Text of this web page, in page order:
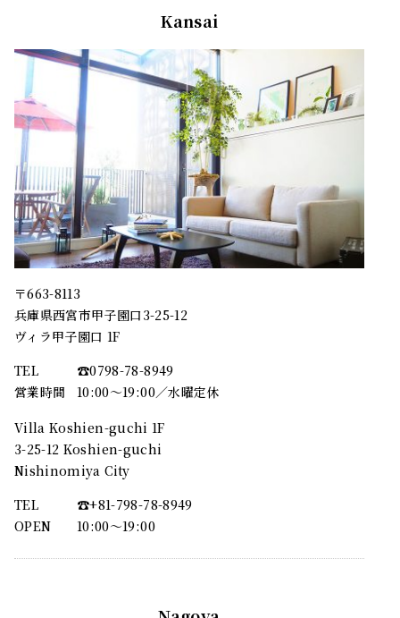
Kansai
〒663-8113
兵庫県西宮市甲子園口3-25-12
ヴィラ甲子園口 1F
TEL
☎︎0798-78-8949
営業時間
10:00～19:00／水曜定休
Villa Koshien-guchi 1F
3-25-12 Koshien-guchi
Nishinomiya City
TEL
☎︎+81-798-78-8949
OPEN
10:00〜19:00